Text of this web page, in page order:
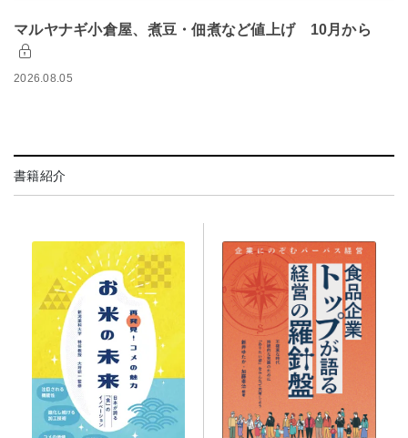
マルヤナギ小倉屋、煮豆・佃煮など値上げ 10月から
2026.08.05
書籍紹介